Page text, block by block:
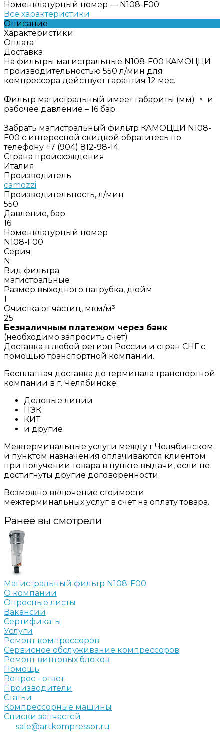
Номенклатурный номер — N108-F00
Все характеристики
Описание
Характеристики
Оплата
Доставка
На фильтры магистральные N108-F00 КАМОЦЦИ
производительностью 550 л/мин для
компрессора действует гарантия 12 мес.
Фильтр магистральный имеет габариты (мм) × и
рабочее давление – 16 бар.
Забрать магистральный фильтр КАМОЦЦИ N108-
F00 с интересной скидкой обратитесь по
телефону +7 (904) 812-98-14.
Страна происхождения
Италия
Производитель
camozzi
Производительность, л/мин
550
Давление, бар
16
Номенклатурный номер
N108-F00
Серия
N
Вид фильтра
магистральные
Размер выходного патрубка, дюйм
1
Очистка от частиц, мкм/м³
25
Безналичным платежом через банк
(необходимо запросить счёт)
Доставка в любой регион России и стран СНГ с
помощью транспортной компании.
Бесплатная доставка до терминала транспортной
компании в г. Челябинске:
Деловые линии
ПЭК
КИТ
и другие
Межтерминальные услуги между г.Челябинском
и пунктом назначения оплачиваются клиентом
при получении товара в пункте выдачи, если не
достигнуты другие договоренности.
Возможно включение стоимости
межтерминальных услуг в счёт на оплату товара.
Ранее вы смотрели
Магистральный фильтр N108-F00
О компании
Опросные листы
Вакансии
Сертификаты
Услуги
Ремонт компрессоров
Сервисное обслуживание компрессоров
Ремонт винтовых блоков
Помощь
Вопрос - ответ
Производители
Статьи
Компрессорные машины
Списки запчастей
sale@artkompressor.ru